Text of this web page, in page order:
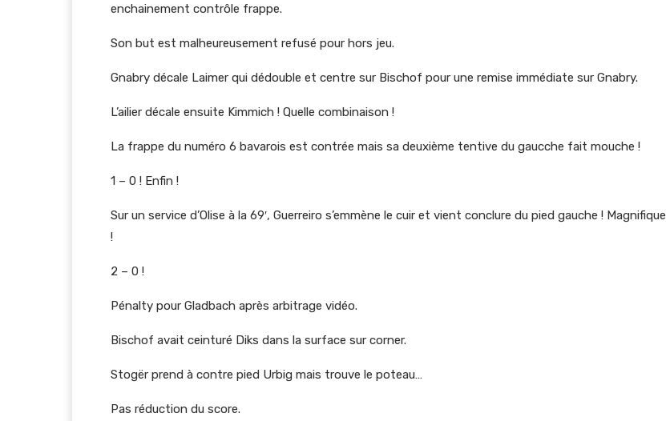
enchainement contrôle frappe.
Son but est malheureusement refusé pour hors jeu.
Gnabry décale Laimer qui dédouble et centre sur Bischof pour une remise immédiate sur Gnabry.
L’ailier décale ensuite Kimmich ! Quelle combinaison !
La frappe du numéro 6 bavarois est contrée mais sa deuxième tentive du gaucche fait mouche !
1 – 0 ! Enfin !
Sur un service d’Olise à la 69′, Guerreiro s’emmène le cuir et vient conclure du pied gauche ! Magnifique
!
2 – 0 !
Pénalty pour Gladbach après arbitrage vidéo.
Bischof avait ceinturé Diks dans la surface sur corner.
Stogër prend à contre pied Urbig mais trouve le poteau…
Pas réduction du score.